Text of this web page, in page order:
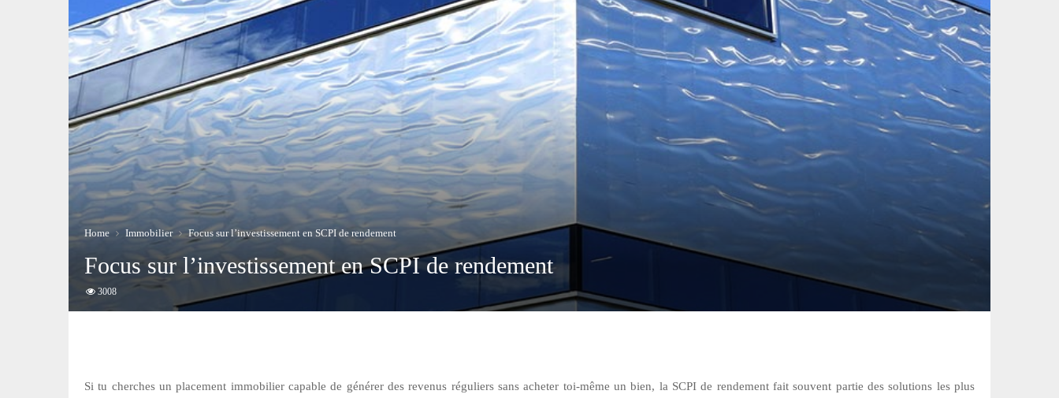
Home Immobilier Focus sur l’investissement en SCPI de rendement
Focus sur l’investissement en SCPI de rendement
3008
Si tu cherches un placement immobilier capable de générer des revenus réguliers sans acheter toi-même un bien, la SCPI de rendement fait souvent partie des solutions les plus